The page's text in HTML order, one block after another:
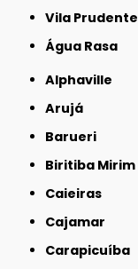
Vila Prudente
Água Rasa
Alphaville
Arujá
Barueri
Biritiba Mirim
Caieiras
Cajamar
Carapicuíba